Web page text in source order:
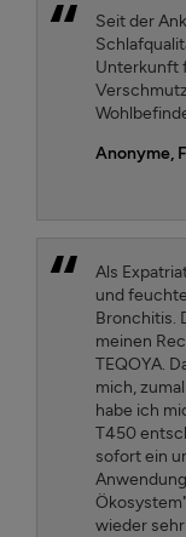
Seit der
Unterkunft
Anonyme,
Als
und
Bronchitis.
meinen
TEQOYA.
mich,
habe ich
T450
sofort ein
wieder